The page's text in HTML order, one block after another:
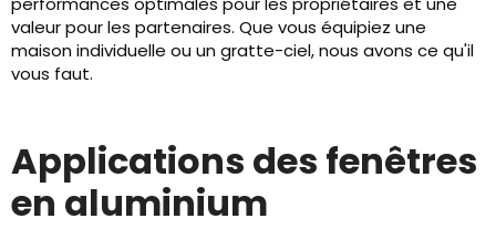
valeur pour les partenaires. Que vous équipiez une
maison individuelle ou un gratte-ciel, nous avons ce qu'il
vous faut.
Applications des fenêtres
en aluminium